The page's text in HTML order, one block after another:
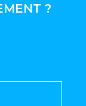
?